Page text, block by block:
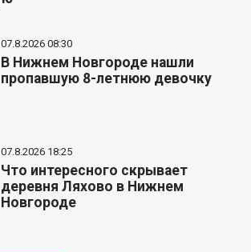
07.8.2026 08:30
В Нижнем Новгороде нашли
пропавшую 8-летнюю девочку
07.8.2026 18:25
Что интересного скрывает
деревня Ляхово в Нижнем
Новгороде